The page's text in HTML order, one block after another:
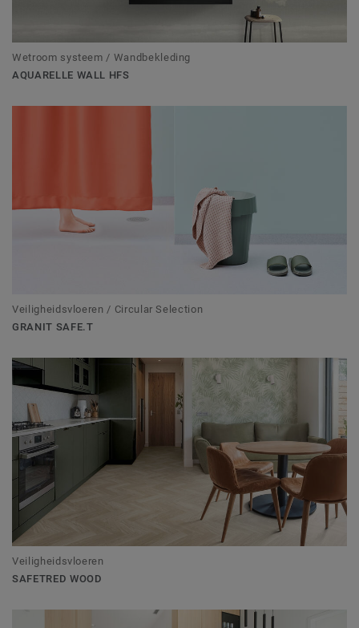
Wetroom systeem / Wandbekleding
AQUARELLE WALL HFS
Veiligheidsvloeren / Circular Selection
GRANIT SAFE.T
Veiligheidsvloeren
SAFETRED WOOD